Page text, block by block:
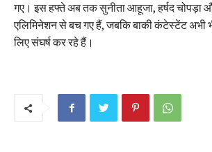
गए। इस हफ्ते अब तक सुनीता आहूजा, हर्षद चोपड़ा
एलिमिनेशन से बच गए हैं, जबकि बाकी कंटेस्टेंट अभी
लिए संघर्ष कर रहे हैं।